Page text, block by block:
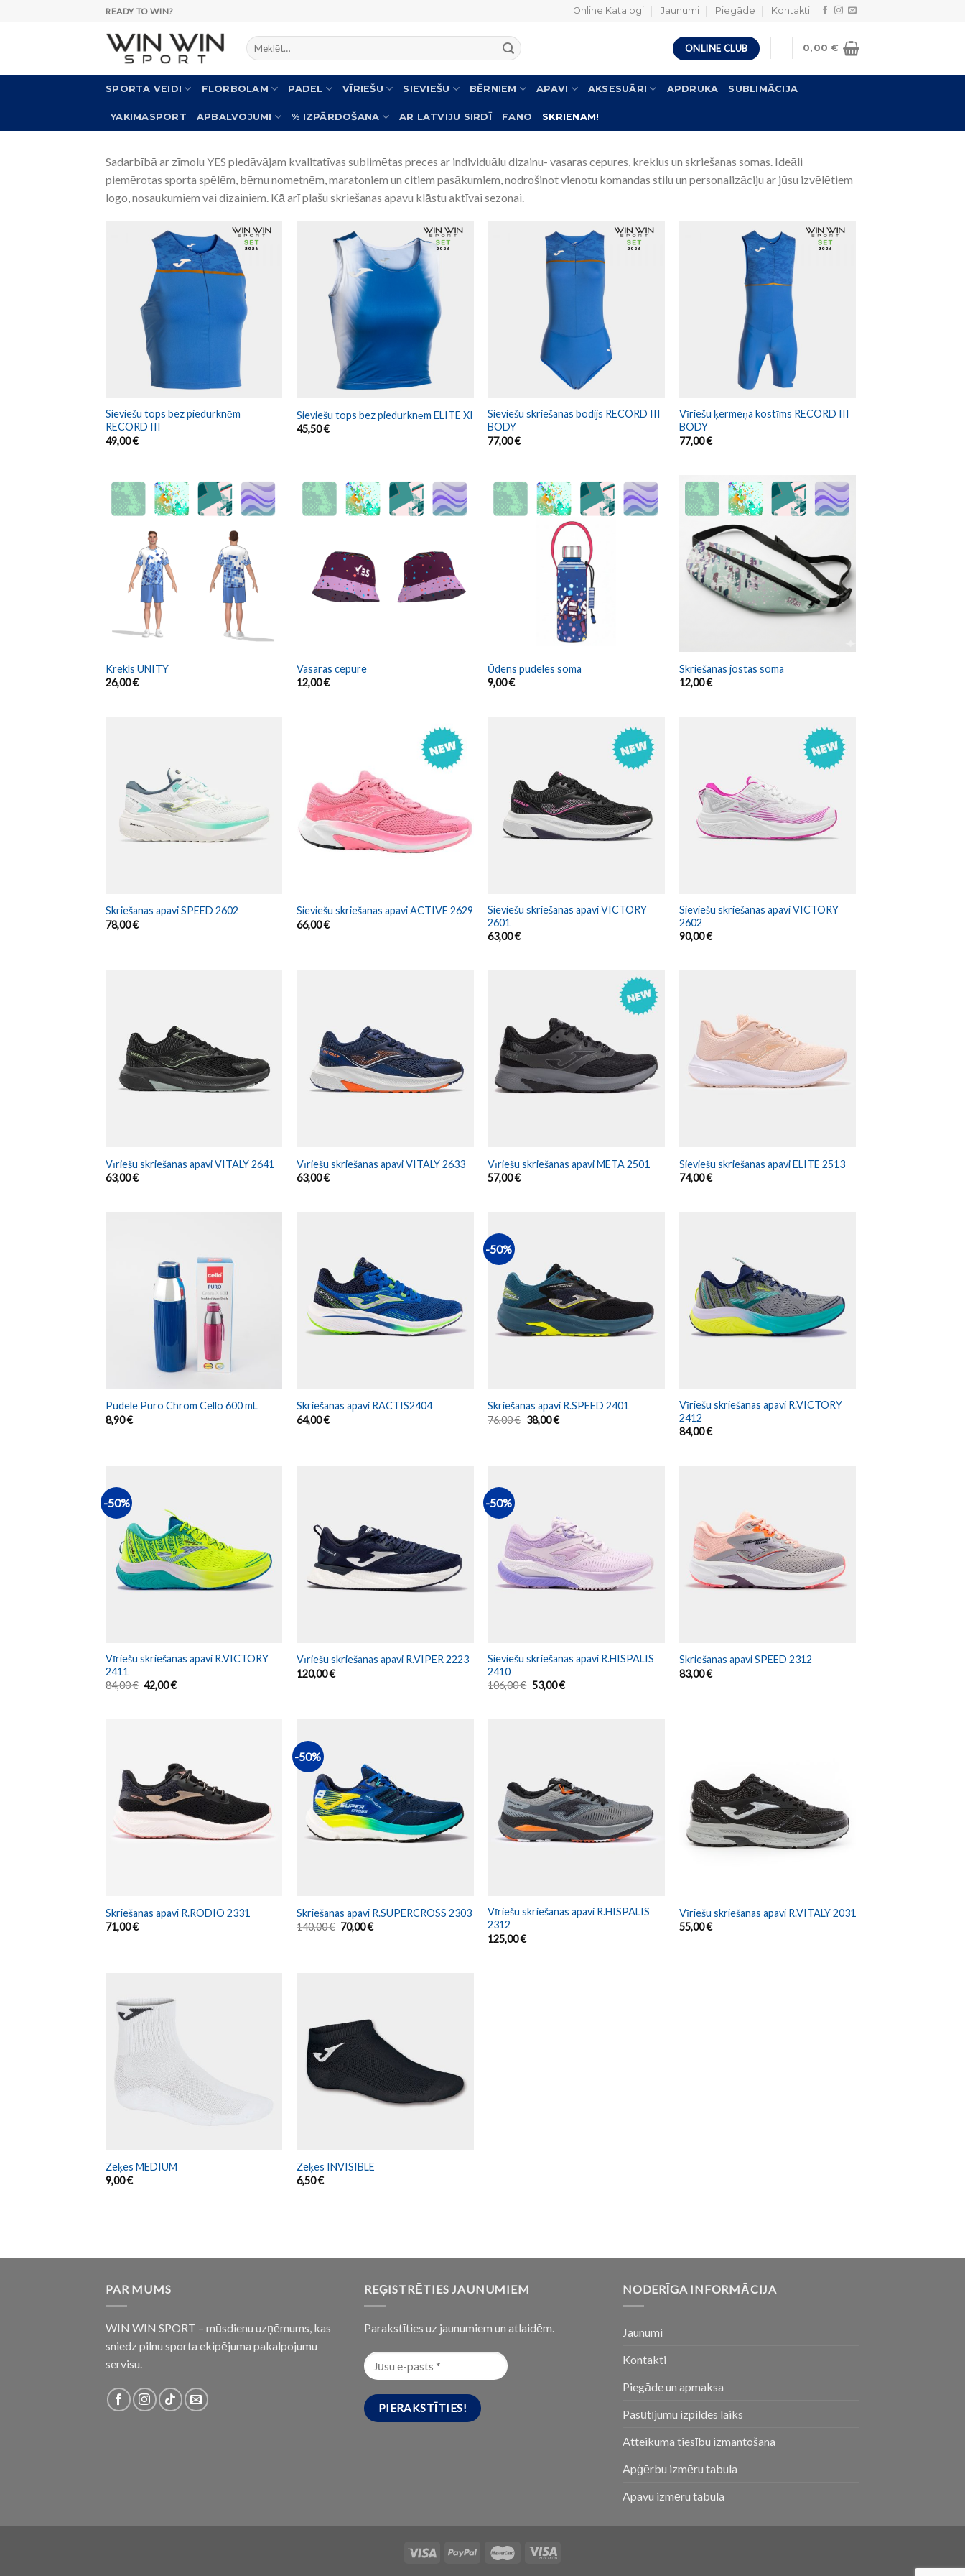
READY TO WIN? Online Katalogi Jaunumi Piegāde Kontakti
Meklēt: ONLINE CLUB 0,00€
SPORTA VEIDI FLORBOLAM PADEL VĪRIEŠU SIEVIEŠU BĒRNIEM APAVI AKSESUĀRI APDRUKA SUBLIMĀCIJA
YAKIMASPORT APBALVOJUMI % IZPĀRDOŠANA AR LATVIJU SIRDĪ FANO SKRIENAM!
Sadarbībā ar zīmolu YES piedāvājam kvalitatīvas sublimētas preces ar individuālu dizainu- vasaras cepures, kreklus un skriešanas somas. Ideāli
piemērotas sporta spēlēm, bērnu nometnēm, maratoniem un citiem pasākumiem, nodrošinot vienotu komandas stilu un personalizāciju ar jūsu izvēlētiem
logo, nosaukumiem vai dizainiem. Kā arī plašu skriešanas apavu klāstu aktīvai sezonai.
Sieviešu tops bez piedurknēm
RECORD III
49,00€
Sieviešu tops bez piedurknēm ELITE XI
45,50€
Sieviešu skriešanas bodijs RECORD III
BODY
77,00€
Vīriešu ķermeņa kostīms RECORD III
BODY
77,00€
Krekls UNITY
26,00€
Vasaras cepure
12,00€
Ūdens pudeles soma
9,00€
Skriešanas jostas soma
12,00€
Skriešanas apavi SPEED 2602
78,00€
Sieviešu skriešanas apavi ACTIVE 2629
66,00€
Sieviešu skriešanas apavi VICTORY
2601
63,00€
Sieviešu skriešanas apavi VICTORY
2602
90,00€
Vīriešu skriešanas apavi VITALY 2641
63,00€
Vīriešu skriešanas apavi VITALY 2633
63,00€
Vīriešu skriešanas apavi META 2501
57,00€
Sieviešu skriešanas apavi ELITE 2513
74,00€
Pudele Puro Chrom Cello 600 mL
8,90€
Skriešanas apavi RACTIS2404
64,00€
-50%
Skriešanas apavi R.SPEED 2401
76,00€ 38,00€
Vīriešu skriešanas apavi R.VICTORY
2412
84,00€
-50%
Vīriešu skriešanas apavi R.VICTORY
2411
84,00€ 42,00€
Vīriešu skriešanas apavi R.VIPER 2223
120,00€
-50%
Sieviešu skriešanas apavi R.HISPALIS
2410
106,00€ 53,00€
Skriešanas apavi SPEED 2312
83,00€
Skriešanas apavi R.RODIO 2331
71,00€
-50%
Skriešanas apavi R.SUPERCROSS 2303
140,00€ 70,00€
Vīriešu skriešanas apavi R.HISPALIS
2312
125,00€
Vīriešu skriešanas apavi R.VITALY 2031
55,00€
Zeķes MEDIUM
9,00€
Zeķes INVISIBLE
6,50€
PAR MUMS
WIN WIN SPORT – mūsdienu uzņēmums, kas
sniedz pilnu sporta ekipējuma pakalpojumu
servisu.
REĢISTRĒTIES JAUNUMIEM
Parakstīties uz jaunumiem un atlaidēm.
NODERĪGA INFORMĀCIJA
Jaunumi
Kontakti
Piegāde un apmaksa
Pasūtījumu izpildes laiks
Atteikuma tiesību izmantošana
Apģērbu izmēru tabula
Apavu izmēru tabula